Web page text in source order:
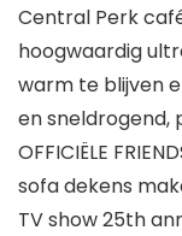
Central Perk
hoogwaardig
warm te blijven
en
OFFICIËLE
sofa dekens
TV show 25th